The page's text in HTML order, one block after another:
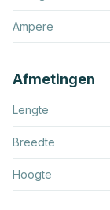
Ampere
Afmetingen
Lengte
Breedte
Hoogte